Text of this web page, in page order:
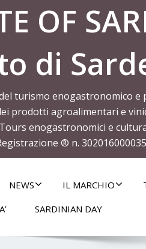
OF
di
turismo enogastronomico e
prodotti agroalimentari e
enogastronomici e
® n.
NEWS IL MARCHIO
SARDINIAN DAY